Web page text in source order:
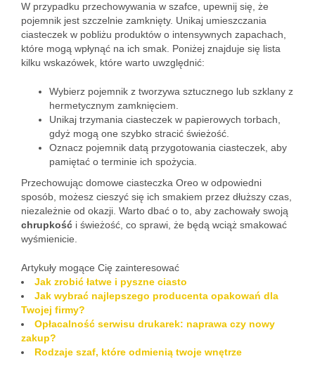
W przypadku przechowywania w szafce, upewnij się, że
pojemnik jest szczelnie zamknięty. Unikaj umieszczania
ciasteczek w pobliżu produktów o intensywnych zapachach,
które mogą wpłynąć na ich smak. Poniżej znajduje się lista
kilku wskazówek, które warto uwzględnić:
Wybierz pojemnik z tworzywa sztucznego lub szklany z
hermetycznym zamknięciem.
Unikaj trzymania ciasteczek w papierowych torbach,
gdyż mogą one szybko stracić świeżość.
Oznacz pojemnik datą przygotowania ciasteczek, aby
pamiętać o terminie ich spożycia.
Przechowując domowe ciasteczka Oreo w odpowiedni
sposób, możesz cieszyć się ich smakiem przez dłuższy czas,
niezależnie od okazji. Warto dbać o to, aby zachowały swoją
chrupkość i świeżość, co sprawi, że będą wciąż smakować
wyśmienicie.
Artykuły mogące Cię zainteresować
Jak zrobić łatwe i pyszne ciasto
Jak wybrać najlepszego producenta opakowań dla
Twojej firmy?
Opłacalność serwisu drukarek: naprawa czy nowy
zakup?
Rodzaje szaf, które odmienią twoje wnętrze